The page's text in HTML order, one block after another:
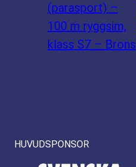
(parasport) –
100 m ryggsim,
klass S7 – Brons
HUVUDSPONSOR